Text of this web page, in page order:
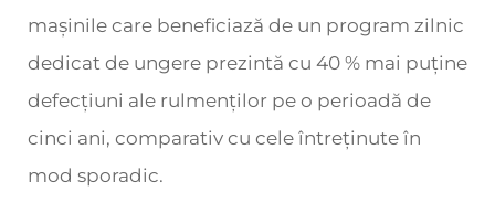
mașinile care beneficiază de un program zilnic
dedicat de ungere prezintă cu 40 % mai puține
defecțiuni ale rulmenților pe o perioadă de
cinci ani, comparativ cu cele întreținute în
mod sporadic.